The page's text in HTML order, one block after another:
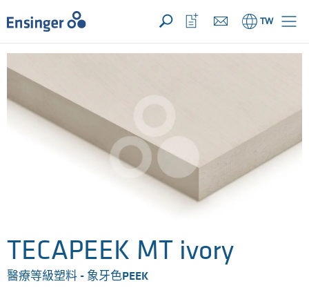
您的詢價 ({{productCount}} 產品) 開啟
首
頁
TW
開
啟
收
藏
TECAPEEK MT ivory
醫療等級塑料 - 象牙色PEEK